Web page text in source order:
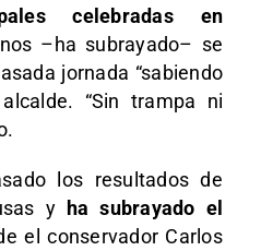
celebradas en
–ha subrayado– se
jornada “sabiendo
“Sin trampa ni
los resultados de
y
ha subrayado el
el conservador Carlos